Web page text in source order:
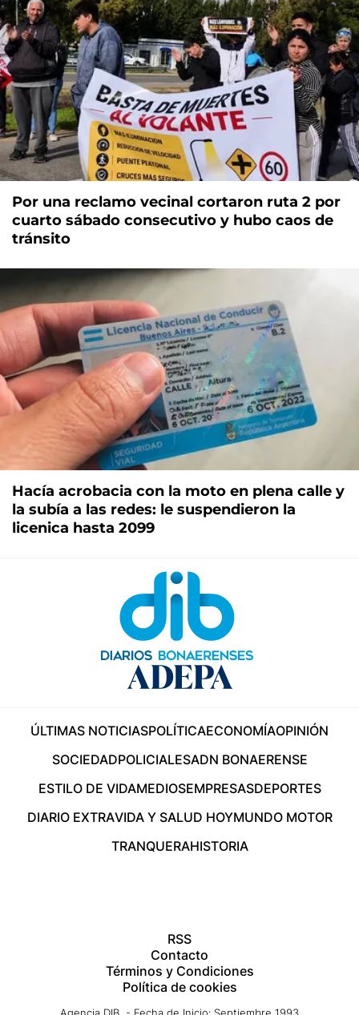
Por una reclamo vecinal cortaron ruta 2 por
cuarto sábado consecutivo y hubo caos de
tránsito
Hacía acrobacia con la moto en plena calle y
la subía a las redes: le suspendieron la
licenica hasta 2099
ÚLTIMAS NOTICIASPOLÍTICAECONOMÍAOPINIÓN
SOCIEDADPOLICIALESADN BONAERENSE
ESTILO DE VIDAMEDIOSEMPRESASDEPORTES
DIARIO EXTRAVIDA Y SALUD HOYMUNDO MOTOR
TRANQUERAHISTORIA
RSS
Contacto
Términos y Condiciones
Política de cookies